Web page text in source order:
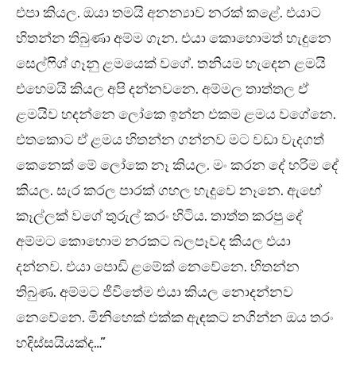
එපා කියල. ඔයා තමයි අනන්‍යාව නරක් කළේ. එයාට
හිතන්න තිබුණා අම්ම ගැන. එයා කොහොමත් හැදුනෙ
සෙල්ෆිශ් ගෑනු ළමයෙක් වගේ. තනියම හැදෙන ළමයි
එහෙමයි කියල අපි දන්නවනෙ. අම්මල තාත්තල ඒ
ළමයිව හදන්නෙ ලෝකෙ ඉන්න එකම ළමය වගේනෙ.
එතකොට ඒ ළමය හිතන්න ගන්නව මට වඩා වැදගත්
කෙනෙක් මේ ලෝකෙ නෑ කියල. මං කරන දේ හරිම දේ
කියල. සැර කරල පාරක් ගහල හැදුවෙ නෑනෙ. ඇඟේ
කෑල්ලක් වගේ තුරුල් කරං හිටිය. තාත්ත කරපු දේ
අම්මට කොහොම නරකට බලපෑවද කියල එයා
දන්නව. එයා පොඩි ළමේක් නෙවේනෙ. හිතන්න
තිබුණ. අම්මට ජීවිතේම එයා කියල නොදන්නව
නෙවේනෙ. මිනිහෙක් එක්ක ඇඳකට නගින්න ඔය තරං
හදිස්සයියක්ද…”